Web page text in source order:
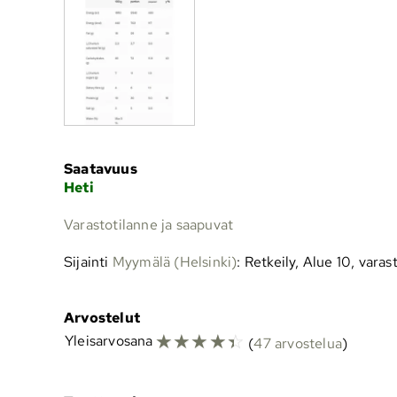
Saatavuus
Heti
Varastotilanne ja saapuvat
Sijainti Myymälä (Helsinki): Retkeily, Alue 10,
Arvostelut
Yleisarvosana ☆☆☆☆☆ (47 arvostelua)